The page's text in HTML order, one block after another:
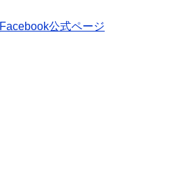
Facebook公式ページ